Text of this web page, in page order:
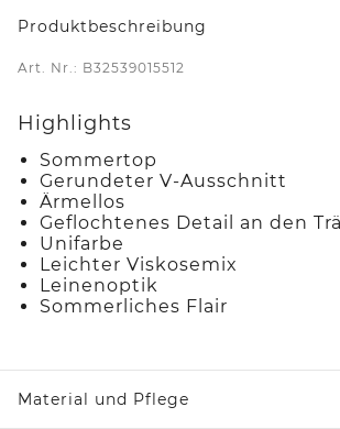
Produktbeschreibung
Art. Nr.: B32539015512
Highlights
Sommertop
Gerundeter V-Ausschnitt
Ärmellos
Geflochtenes Detail an den
Unifarbe
Leichter Viskosemix
Leinenoptik
Sommerliches Flair
Material und Pflege